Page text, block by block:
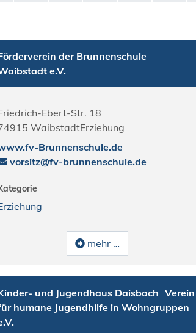
der Brunnenschule
e.V.
Ebert-Str. 18
WaibstadtErziehung
Brunnenschule.de
vorsitz@fv-brunnenschule.de
mehr …
und Jugendhaus Daisbach Verein
humane Jugendhilfe in Wohngruppen